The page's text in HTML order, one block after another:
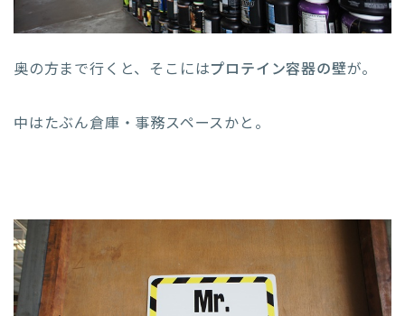
奥の方まで行くと、そこにはプロテイン容器の壁が。
中はたぶん倉庫・事務スペースかと。